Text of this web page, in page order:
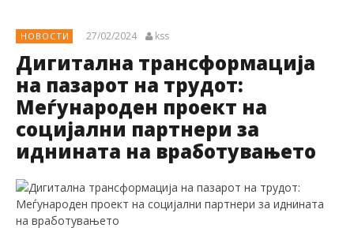
НОВОСТИ 27/02/2024 kss
Дигитална трансформација
на пазарот на трудот:
Меѓународен проект на
социјални партнери за
иднината на вработувањето